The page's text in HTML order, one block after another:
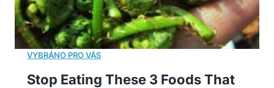
Stop Eating These 3 Foods That